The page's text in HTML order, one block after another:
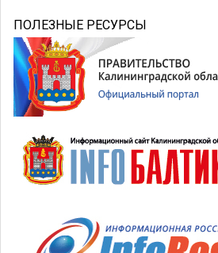
ПОЛЕЗНЫЕ РЕСУРСЫ